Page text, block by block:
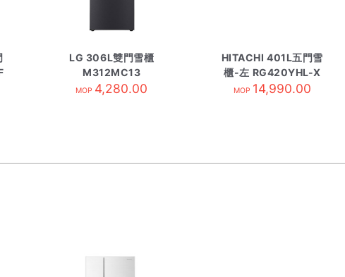
LG 306L雙門雪櫃
M312MC13
MOP 4,280.00
HITACHI 401L五門雪
櫃-左 RG420YHL-X
晶鑽鏡面
MOP 14,990.00